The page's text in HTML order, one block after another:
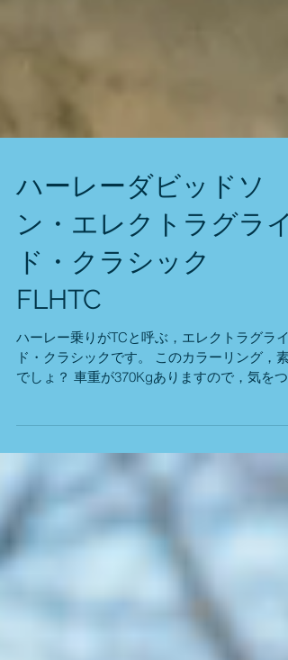
ハーレーダビッドソ
ン・エレクトラグライ
ド・クラシック
FLHTC
ハーレー乗りがTCと呼ぶ，エレクトラグライ
れちゃうと，一人では駐車場から出せなくな
ます。 なので，駐車する場所には注意しまし
う。 万一倒した